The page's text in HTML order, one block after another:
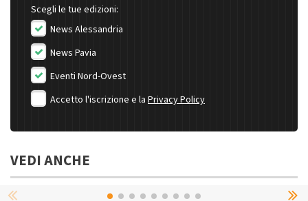
Scegli le tue edizioni:
News Alessandria
News Pavia
Eventi Nord-Ovest
Accetto l'iscrizione e la Privacy Policy
VEDI ANCHE